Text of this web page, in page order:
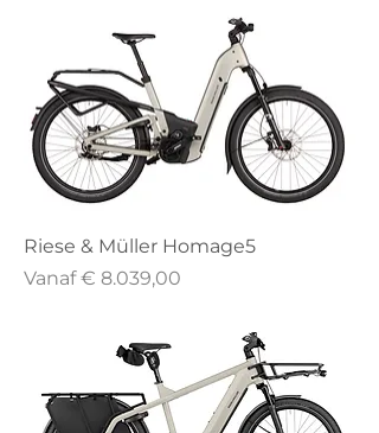
Riese & Müller Homage5
Vanaf€ 8.039,00
Verkoopprijs